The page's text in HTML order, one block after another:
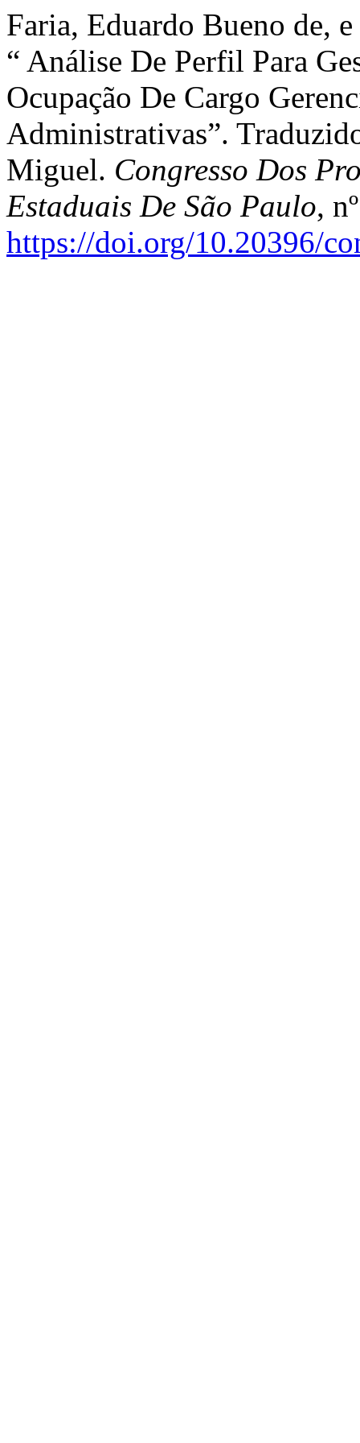
Faria, Eduardo Bueno de,
“ Análise De Perfil Para
Ocupação De Cargo
Administrativas”.
Miguel. Congresso Dos
Estaduais De São Paulo,
https://doi.org/10.20396/